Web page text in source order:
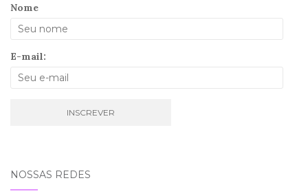
Nome
E-mail:
NOSSAS REDES